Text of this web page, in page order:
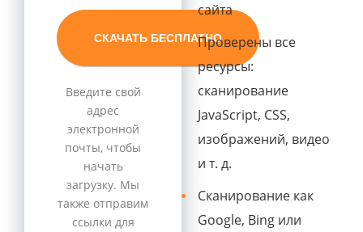
Введите свой
адрес
электронной
почты, чтобы
начать
загрузку. Мы
также отправим
ссылки для
сайта
Проверены все
ресурсы:
сканирование
JavaScript, CSS,
изображений, видео
и т. д.
Сканирование как
Google, Bing или